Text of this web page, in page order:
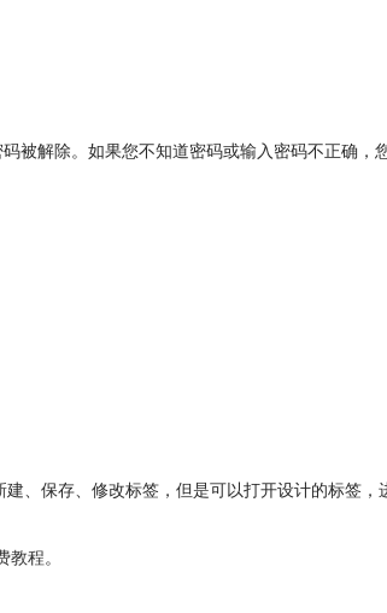
被解除。如果您不知道密码或输入密码不正确
、保存、修改标签，但是可以打开设计的标签
教程。